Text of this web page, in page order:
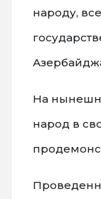
народу,
На
народ в